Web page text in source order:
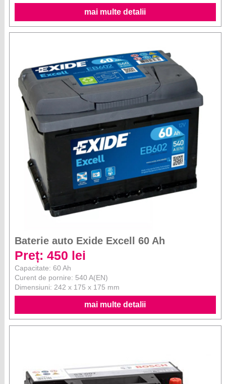
mai multe detalii
Baterie auto Exide Excell 60 Ah
Preț: 450 lei
Capacitate: 60 Ah
Curent de pornire: 540 A(EN)
Dimensiuni: 242 x 175 x 175 mm
mai multe detalii